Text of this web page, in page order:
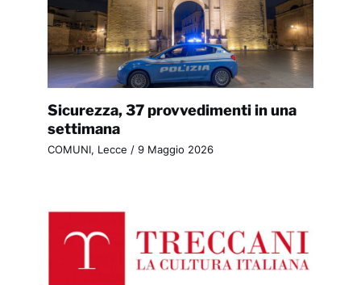
Sicurezza, 37 provvedimenti in una
settimana
COMUNI, Lecce / 9 Maggio 2026